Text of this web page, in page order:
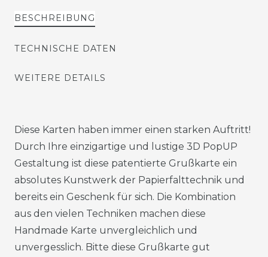
BESCHREIBUNG
TECHNISCHE DATEN
WEITERE DETAILS
Diese Karten haben immer einen starken Auftritt!
Durch Ihre einzigartige und lustige 3D PopUP
Gestaltung ist diese patentierte Grußkarte ein
absolutes Kunstwerk der Papierfalttechnik und
bereits ein Geschenk für sich. Die Kombination
aus den vielen Techniken machen diese
Handmade Karte unvergleichlich und
unvergesslich. Bitte diese Grußkarte gut